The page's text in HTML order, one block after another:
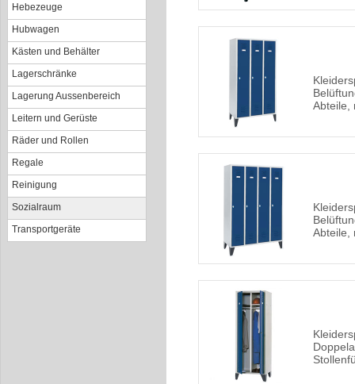
Hebezeuge
Hubwagen
Kästen und Behälter
Lagerschränke
Lagerung Aussenbereich
Leitern und Gerüste
Räder und Rollen
Regale
Reinigung
Sozialraum
Transportgeräte
Abteile,
Abteile,